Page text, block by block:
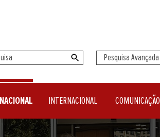
Pesquisa Avançada
NACIONAL INTERNACIONAL COMUNICAÇÃO